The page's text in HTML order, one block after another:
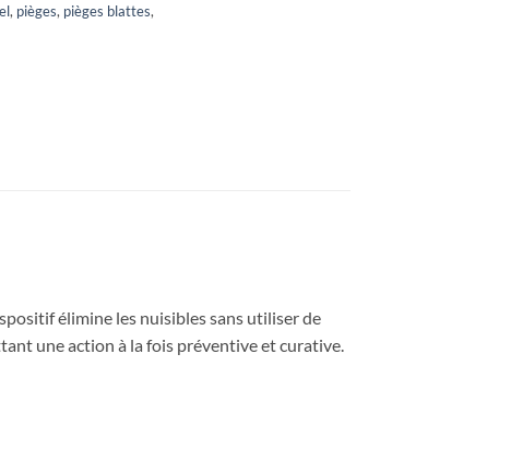
, pièges, pièges blattes,
élimine les nuisibles sans utiliser de
une action à la fois préventive et curative.